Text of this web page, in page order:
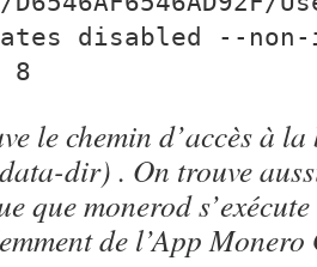
disabled --
8
le chemin d’accès à
dir) . On trouve
que monerod
de l’App